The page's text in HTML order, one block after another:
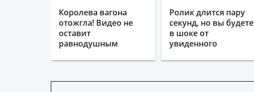
Королева вагона
отожгла! Видео не
оставит
равнодушным
Ролик длится пару
секунд, но вы будете
в шоке от
увиденного